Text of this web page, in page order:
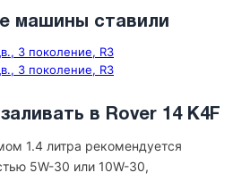
машины ставили
3 поколение, R3
3 поколение, R3
в Rover 14 K4F
1.4 литра рекомендуется
5W-30 или 10W-30,